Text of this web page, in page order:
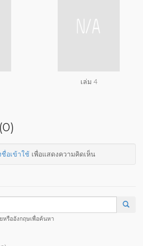
เล่ม 4
ชื่อเข้าใช้เพื่อแสดงความคิดเห็น
หรืออังกฤษเพื่อค้นหา